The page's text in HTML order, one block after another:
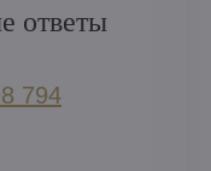
ответы
794​